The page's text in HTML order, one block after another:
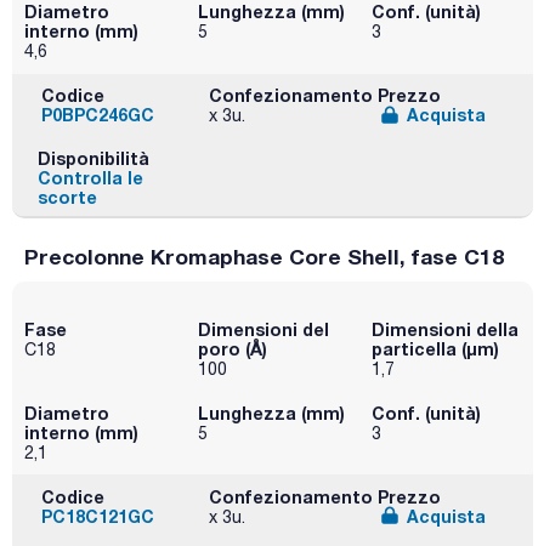
Diametro
interno (mm)
4,6
Lunghezza (mm)
5
Conf. (unità)
3
Codice
P0BPC246GC
Confezionamento
x 3u.
Prezzo
Acquista
Disponibilità
Controlla le
scorte
Precolonne Kromaphase Core Shell, fase C18
Fase
C18
Dimensioni del
poro (Å)
100
Dimensioni della
particella (μm)
1,7
Diametro
interno (mm)
2,1
Lunghezza (mm)
5
Conf. (unità)
3
Codice
PC18C121GC
Confezionamento
x 3u.
Prezzo
Acquista